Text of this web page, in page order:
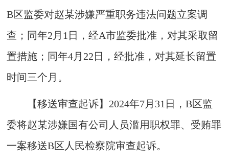
B区监委对赵某涉嫌严重职务违法问题立案调
查；同年2月1日，经A市监委批准，对其采取留
置措施；同年4月22日，经批准，对其延长留置
时间三个月。
【移送审查起诉】2024年7月31日，B区监
委将赵某涉嫌国有公司人员滥用职权罪、受贿罪
一案移送B区人民检察院审查起诉。